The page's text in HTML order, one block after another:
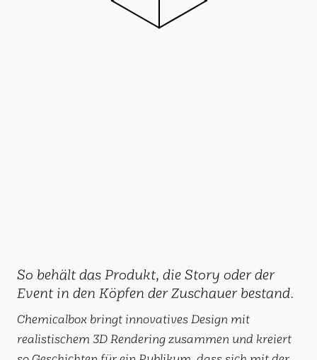
So behält das Produkt, die Story oder der
Event in den Köpfen der Zuschauer bestand.
Chemicalbox bringt innovatives Design mit
realistischem 3D Rendering zusammen und kreiert